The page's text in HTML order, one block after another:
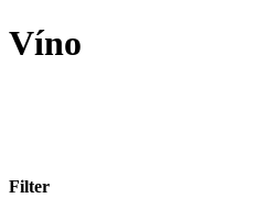
Víno
Filter